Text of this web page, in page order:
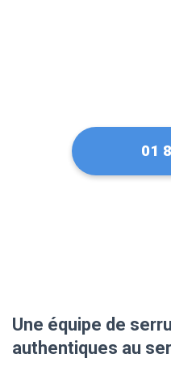
01
Une équipe de
authentiques au